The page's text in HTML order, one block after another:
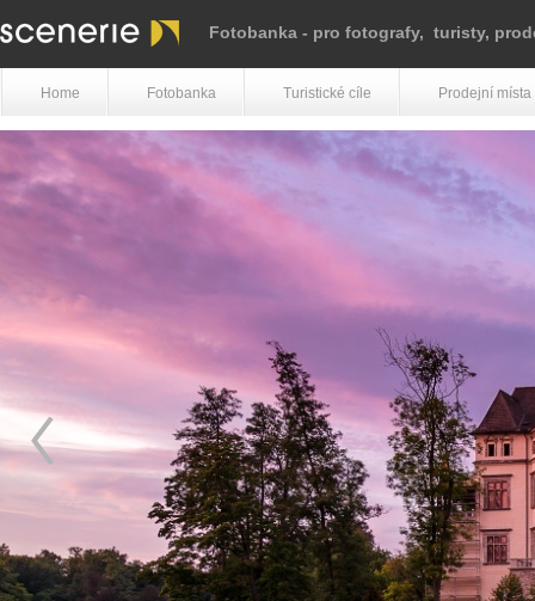
Fotobanka - pro fotografy, turisty,
Home Fotobanka Turistické cíle Prodejní místa